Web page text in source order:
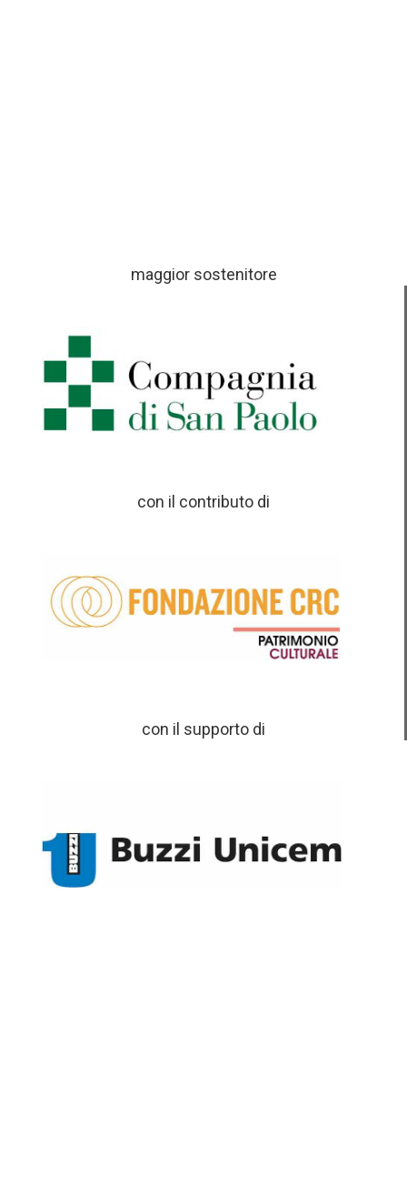
maggior sostenitore
con il contributo di
con il supporto di